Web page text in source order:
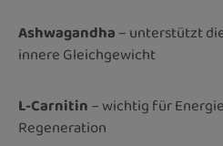
Ashwagandha– unterstützt
innere Gleichgewicht
L-Carnitin– wichtig für
Regeneration